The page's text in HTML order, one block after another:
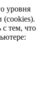
уровня
(cookies).
с тем, что